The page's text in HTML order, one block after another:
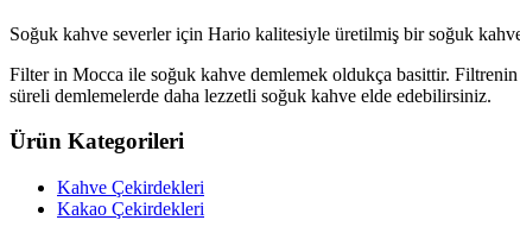
Soğuk kahve severler için Hario kalitesiyle üretilmiş bir soğuk
Filter in Mocca ile soğuk kahve demlemek oldukça basittir.
süreli demlemelerde daha lezzetli soğuk kahve elde edebilirsiniz.
Ürün Kategorileri
Kahve Çekirdekleri
Kakao Çekirdekleri